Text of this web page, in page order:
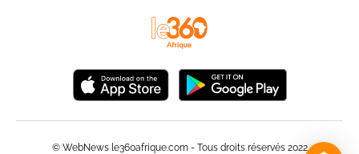
© WebNews le360afrique.com - Tous droits réservés 2022